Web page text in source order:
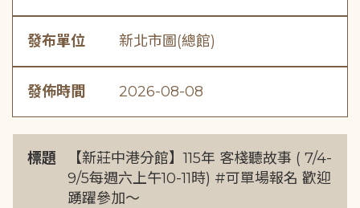
發布單位 新北市圖(總館)
發佈時間 2026-08-08
標題
【新莊中港分館】115年 客棧聽故事 ( 7/4-
9/5每週六上午10-11時) #可單場報名 歡迎
踴躍參加～